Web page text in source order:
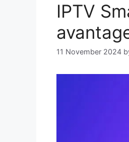
IPTV
11 November 2024